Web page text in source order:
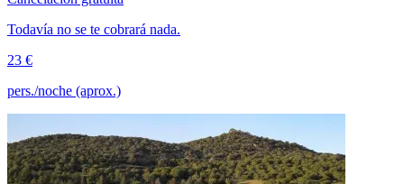
Todavía no se te cobrará nada.
23 €
pers./noche (aprox.)